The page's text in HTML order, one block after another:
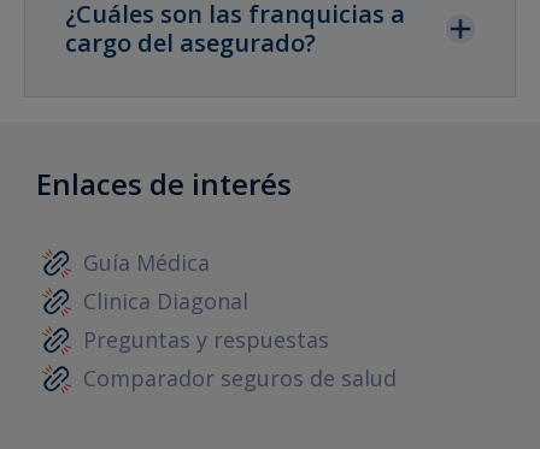
¿Cuáles son las franquicias a
cargo del asegurado?
Enlaces de interés
Guía Médica
Clinica Diagonal
Preguntas y respuestas
Comparador seguros de salud